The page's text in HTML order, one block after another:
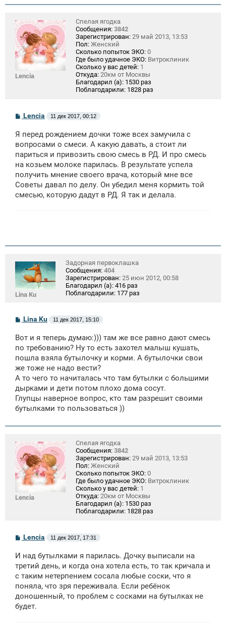
Lencia
Спелая ягодка
Сообщения: 3842
Зарегистрирован: 29 май 2013, 13:53
Пол: Женский
Сколько попыток ЭКО: 0
Где было удачное ЭКО: Витроклиник
Сколько у вас детей: 1
Откуда: 20км от Москвы
Благодарил (а): 1530 раз
Поблагодарили: 1828 раз
С
б
щ
н
и
Lencia 11 дек 2017, 00:12
Я перед рождением дочки тоже всех замучила с
вопросами о смеси. А какую давать, а стоит ли
париться и привозить свою смесь в РД. И про смесь
на козьем молоке парилась. В результате успела
получить мнение своего врача, который мне все
Советы давал по делу. Он убедил меня кормить той
смесью, которую дадут в РД. Я так и делала.
Lina Ku
Задорная первоклашка
Сообщения: 404
Зарегистрирован: 25 июн 2012, 00:58
Благодарил (а): 416 раз
Поблагодарили: 177 раз
С
о
б
щ
н
и
Lina Ku 11 дек 2017, 15:10
Вот и я теперь думаю:))) там же все равно дают смесь
по требованию? Ну то есть захотел малыш кушать,
пошла взяла бутылочку и корми. А бутылочки свои
же тоже не надо вести?
А то чего то начиталась что там бутылки с большими
дырками и дети потом плохо дома сосут.
Глупцы наверное вопрос, кто там разрешит своими
бутылками то пользоваться ))
Lencia
Спелая ягодка
Сообщения: 3842
Зарегистрирован: 29 май 2013, 13:53
Пол: Женский
Сколько попыток ЭКО: 0
Где было удачное ЭКО: Витроклиник
Сколько у вас детей: 1
Откуда: 20км от Москвы
Благодарил (а): 1530 раз
Поблагодарили: 1828 раз
С
о
б
щ
н
и
Lencia 11 дек 2017, 17:31
И над бутылками я парилась. Дочку выписали на
третий день, и когда она хотела есть, то так кричала и
с таким нетерпением сосала любые соски, что я
поняла, что зря переживала. Если ребёнок
доношенный, то проблем с сосками на бутылках не
будет.